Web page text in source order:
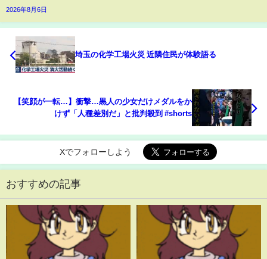
2026年8月6日
埼玉の化学工場火災 近隣住民が体験語る
【笑顔が一転…】衝撃…黒人の少女だけメダルをか
けず「人種差別だ」と批判殺到 #shorts
Xでフォローしよう
おすすめの記事